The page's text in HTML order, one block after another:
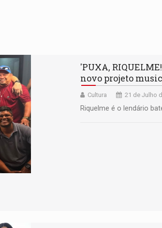
'PUXA,
novo projeto
Cultura 21 de Julho
Riquelme é o lendário